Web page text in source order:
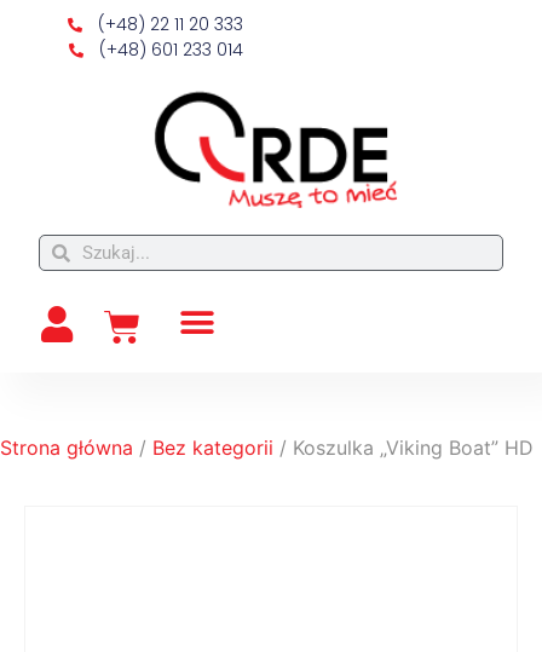
(+48) 22 11 20 333
(+48) 601 233 014
Strona główna / Bez kategorii / Koszulka „Viking Boat” HD